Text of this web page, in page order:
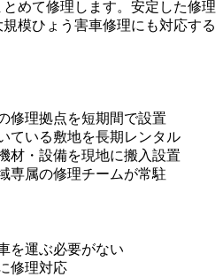
めて修理します。安定した修理
模ひょう害車修理にも対応する
修理拠点を短期間で設置
ている敷地を長期レンタル
材・設備を現地に搬入設置
専属の修理チームが常駐
を運ぶ必要がない
修理対応